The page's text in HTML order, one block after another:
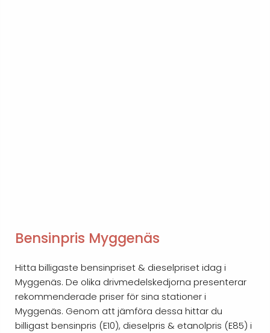
Bensinpris Myggenäs
Hitta billigaste bensinpriset & dieselpriset idag i
Myggenäs. De olika drivmedelskedjorna presenterar
rekommenderade priser för sina stationer i
Myggenäs. Genom att jämföra dessa hittar du
billigast bensinpris (E10), dieselpris & etanolpris (E85) i